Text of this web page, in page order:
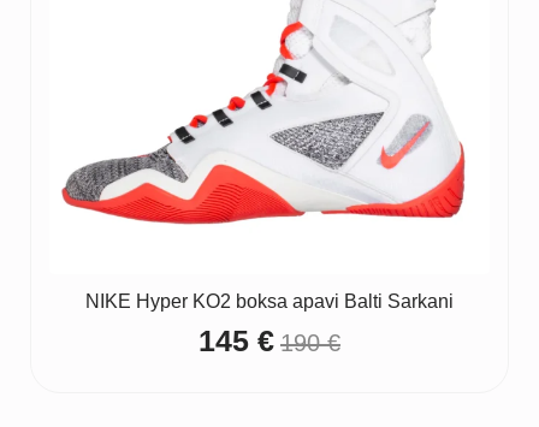
NIKE Hyper KO2 boksa apavi Balti Sarkani
190€
Original
145€Current